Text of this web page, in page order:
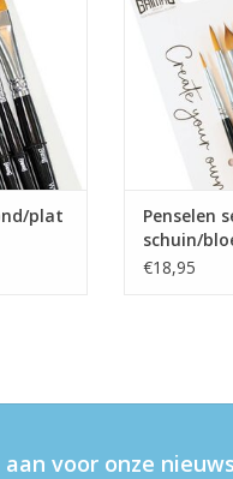
op een handdoekje
het drogen niet rechtop
Laat de penselen niet
want dit is nadelig voor
den duur verkleuren, maar
make-upresultaat.
plat
Penselen
schuin/
€18,95
voor onze